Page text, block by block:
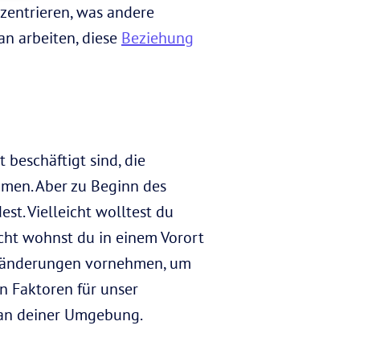
was andere
arbeiten, diese Beziehung
beschäftigt sind, die
Aber zu Beginn des
Vielleicht wolltest du
wohnst du in einem Vorort
vornehmen, um
Faktoren für unser
deiner Umgebung.